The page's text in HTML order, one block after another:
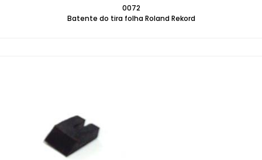
0072
Batente do tira folha Roland Rekord